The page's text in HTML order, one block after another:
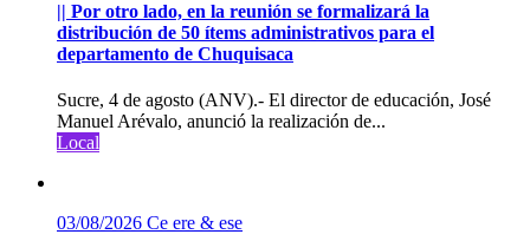
|| Por otro lado, en la reunión se formalizará la
distribución de 50 ítems administrativos para el
departamento de Chuquisaca
Sucre, 4 de agosto (ANV).- El director de educación, José
Manuel Arévalo, anunció la realización de...
Local
03/08/2026 Ce ere & ese